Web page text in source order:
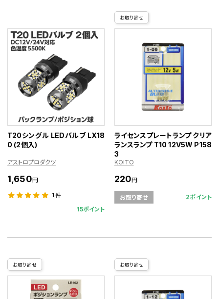
T20シングル LEDバルブ LX18
0 (2個入)
アストロプロダクツ
1,650円
1件
15ポイント
お取り寄せ
ライセンスプレートランプ クリア
ランスランプ T10 12V5W P158
3
KOITO
220円
お取り寄せ 2ポイント
お取り寄せ お取り寄せ